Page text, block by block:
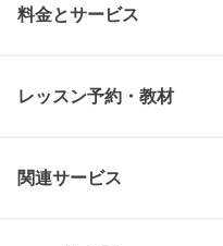
料金とサービス
レッスン予約・教材
関連サービス